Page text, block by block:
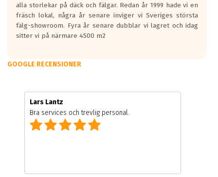
alla storlekar på däck och fälgar. Redan år 1999 hade vi en
fräsch lokal, några år senare inviger vi Sveriges största
fälg-showroom. Fyra år senare dubblar vi lagret och idag
sitter vi på närmare 4500 m2
GOOGLE RECENSIONER
Lars Lantz
Bra services och trevlig personal.